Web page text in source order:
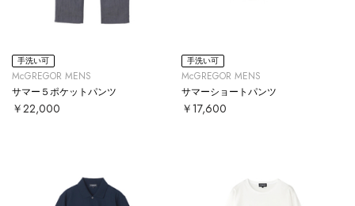
手洗い可
McGREGOR MENS
サマー５ポケットパンツ
￥22,000
手洗い可
McGREGOR MENS
サマーショートパンツ
￥17,600